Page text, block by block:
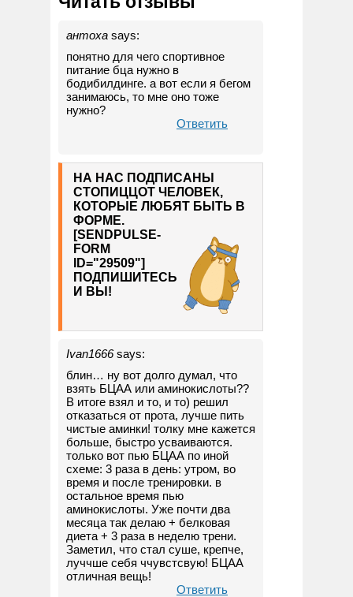
антоха says:
понятно для чего спортивное
питание бца нужно в
бодибилдинге. а вот если я бегом
занимаюсь, то мне оно тоже
нужно?
Ответить
НА НАС ПОДПИСАНЫ
СТОПИЦЦОТ ЧЕЛОВЕК,
КОТОРЫЕ ЛЮБЯТ БЫТЬ В
ФОРМЕ.
[SENDPULSE-
FORM
ID="29509"]
ПОДПИШИТЕСЬ
И ВЫ!
Ivan1666 says:
блин… ну вот долго думал, что
взять БЦАА или аминокислоты??
В итоге взял и то, и то) решил
отказаться от прота, лучше пить
чистые аминки! толку мне кажется
больше, быстро усваиваются.
только вот пью БЦАА по иной
схеме: 3 раза в день: утром, во
время и после тренировки. в
остальное время пью
аминокислоты. Уже почти два
месяца так делаю + белковая
диета + 3 раза в неделю трени.
Заметил, что стал суше, крепче,
луччше себя ччувстсвую! БЦАА
отличная вещь!
Ответить